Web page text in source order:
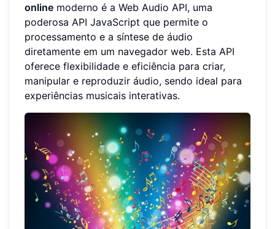
online moderno é a Web Audio API, uma
poderosa API JavaScript que permite o
processamento e a síntese de áudio
diretamente em um navegador web. Esta API
oferece flexibilidade e eficiência para criar,
manipular e reproduzir áudio, sendo ideal para
experiências musicais interativas.